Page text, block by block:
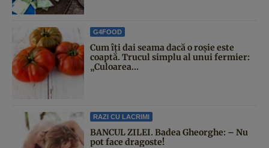
G4FOOD
Cum îți dai seama dacă o roșie este
coaptă. Trucul simplu al unui fermier:
„Culoarea...
RAZI CU LACRIMI
BANCUL ZILEI. Badea Gheorghe: – Nu
pot face dragoste!